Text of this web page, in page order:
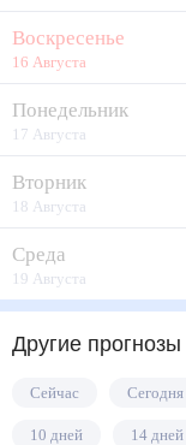
Воскресенье
16 Августа
Понедельник
17 Августа
Вторник
18 Августа
Среда
19 Августа
Другие прогнозы
Сейчас Сегодня
10 дней 14 дней